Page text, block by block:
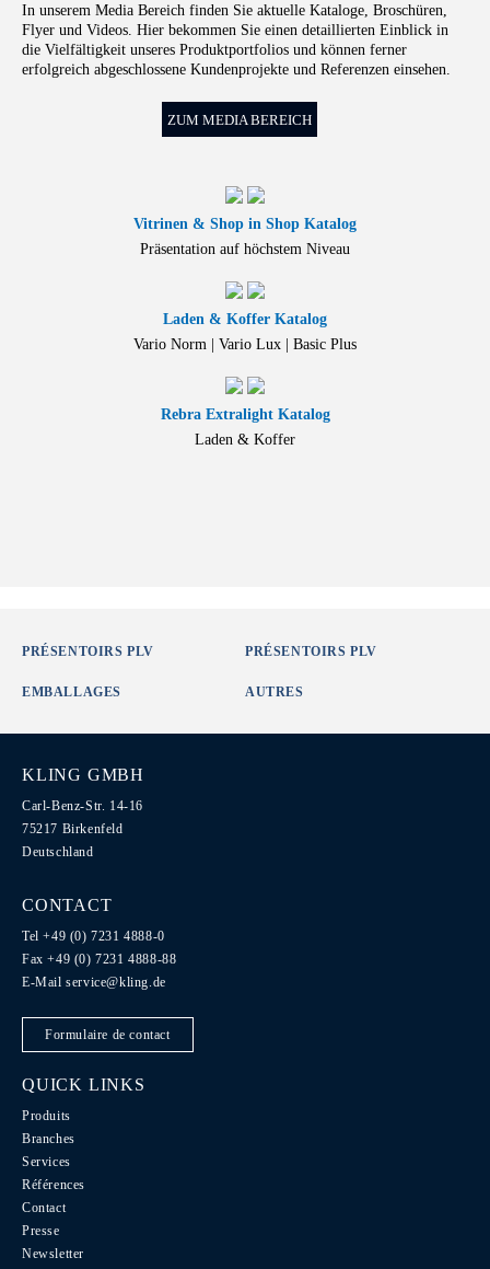
In unserem Media Bereich finden Sie aktuelle Kataloge, Broschüren,
Flyer und Videos. Hier bekommen Sie einen detaillierten Einblick in
die Vielfältigkeit unseres Produktportfolios und können ferner
erfolgreich abgeschlossene Kundenprojekte und Referenzen einsehen.
ZUM MEDIA BEREICH
Vitrinen & Shop in Shop Katalog
Präsentation auf höchstem Niveau
Laden & Koffer Katalog
Vario Norm | Vario Lux | Basic Plus
Rebra Extralight Katalog
Laden & Koffer
PRÉSENTOIRS PLV PRÉSENTOIRS PLV
EMBALLAGES AUTRES
KLING GMBH
Carl-Benz-Str. 14-16
75217 Birkenfeld
Deutschland
CONTACT
Tel +49 (0) 7231 4888-0
Fax +49 (0) 7231 4888-88
E-Mailservice@kling.de
Formulaire de contact
QUICK LINKS
Produits
Branches
Services
Références
Contact
Presse
Newsletter